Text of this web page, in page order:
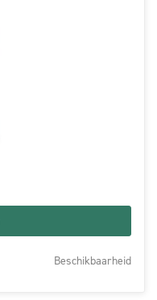
Beschikbaarheid